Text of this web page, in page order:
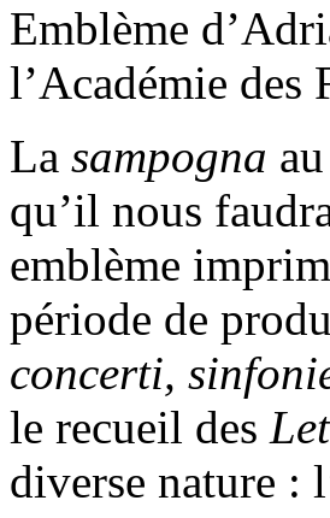
Emblème
l’Académie
La sampogna
qu’il nous
emblème
période de
concerti,
le recueil des
diverse nature :